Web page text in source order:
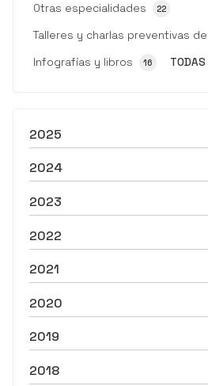
TODAS
Otras especialidades 22
Talleres y charlas preventivas
Infografías y libros 16
2025
2024
2023
2022
2021
2020
2019
2018